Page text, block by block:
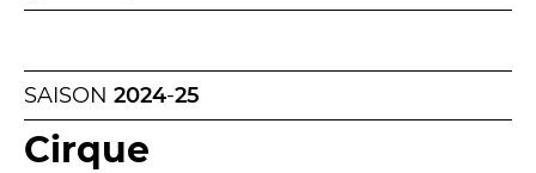
SAISON 2024-25
Cirque